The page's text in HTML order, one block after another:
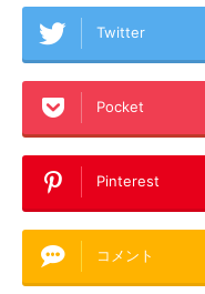
Twitter
Pocket
Pinterest
コメント